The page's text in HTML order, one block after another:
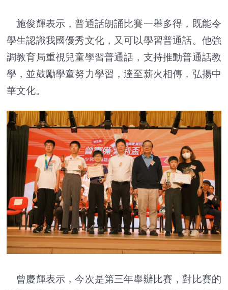
施俊輝表示，普通話朗誦比賽一舉多得，既能令
學生認識我國優秀文化，又可以學習普通話。他強
調教育局重視兒童學習普通話，支持推動普通話教
學，並鼓勵學童努力學習，達至薪火相傳，弘揚中
華文化。
曾慶輝表示，今次是第三年舉辦比賽，對比賽的